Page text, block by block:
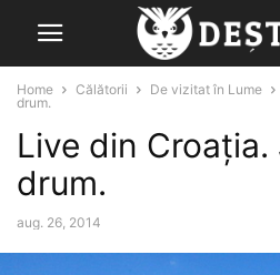
Home Călătorii De vizitat în Lume
drum.
Live din Croația.
drum.
aug. 26, 2014